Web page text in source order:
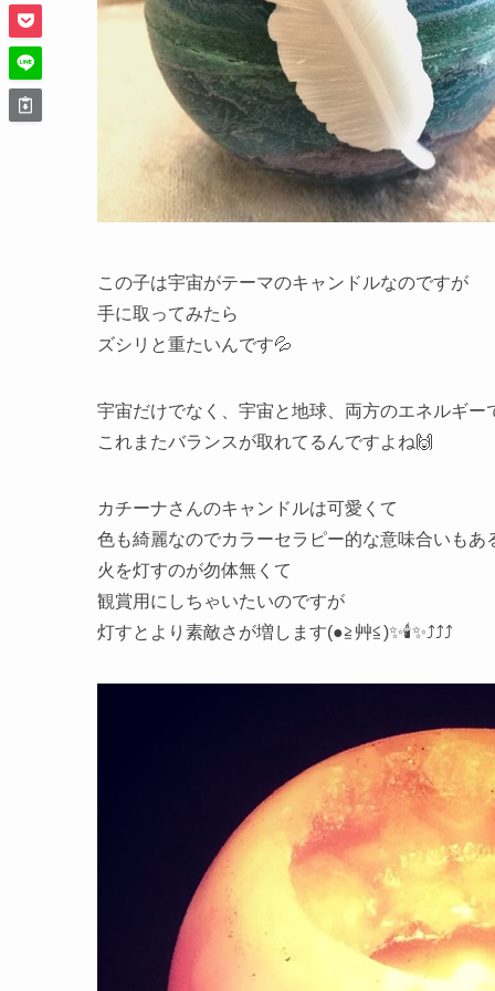
この子は宇宙がテーマのキャンドルなのですが
手に取ってみたら
ズシリと重たいんです💦
宇宙だけでなく、宇宙と地球、両方のエネルギー
これまたバランスが取れてるんですよね🙌
カチーナさんのキャンドルは可愛くて
色も綺麗なのでカラーセラピー的な意味合いもあ
火を灯すのが勿体無くて
観賞用にしちゃいたいのですが
灯すとより素敵さが増します(●≧艸≦)✨🕯✨⤴︎⤴︎⤴︎